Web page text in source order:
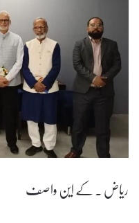
ریاض ۔ کے این واصف